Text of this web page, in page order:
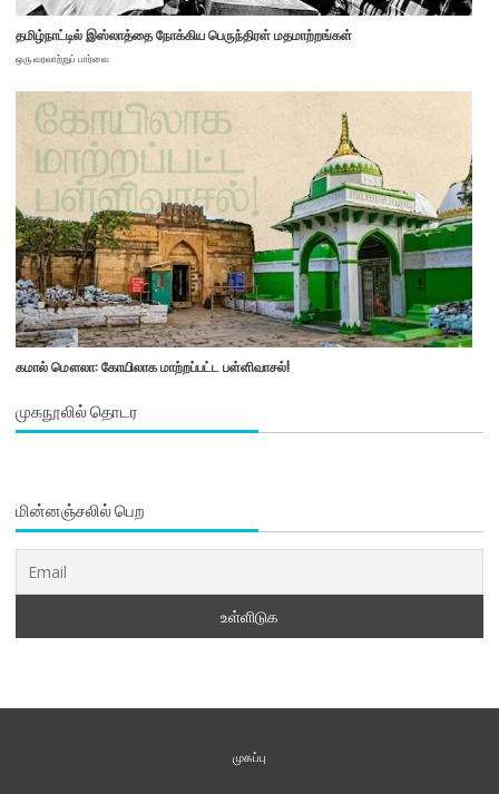
தமிழ்நாட்டில் இஸ்லாத்தை நோக்கிய பெருந்திரள் மதமாற்றங்கள்
ஒரு வரலாற்றுப் பார்வை
கமால் மௌலா: கோயிலாக மாற்றப்பட்ட பள்ளிவாசல்!
முகநூலில் தொடர
மின்னஞ்சலில் பெற
முகப்பு